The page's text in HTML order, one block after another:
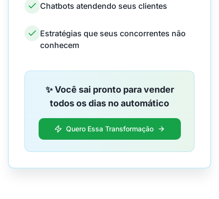
Chatbots atendendo seus clientes
Estratégias que seus concorrentes não
conhecem
✨ Você sai pronto para vender
todos os dias no automático
Quero Essa Transformação